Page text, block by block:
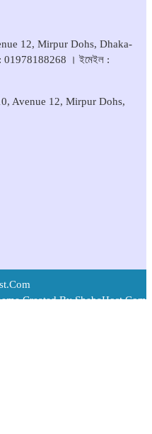
12, Mirpur Dohs, Dhaka-
: 01978188268 । ইমেইল :
Avenue 12, Mirpur Dohs,
Created By ShebaHost.Com